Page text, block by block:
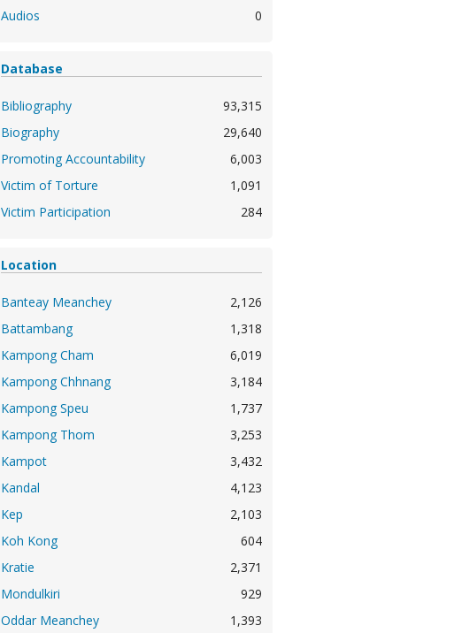
Audios
0
Database
Bibliography
93,315
Biography
29,640
Promoting Accountability
6,003
Victim of Torture
1,091
Victim Participation
284
Location
Banteay Meanchey
2,126
Battambang
1,318
Kampong Cham
6,019
Kampong Chhnang
3,184
Kampong Speu
1,737
Kampong Thom
3,253
Kampot
3,432
Kandal
4,123
Kep
2,103
Koh Kong
604
Kratie
2,371
Mondulkiri
929
Oddar Meanchey
1,393